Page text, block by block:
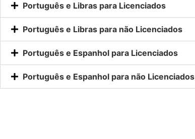
Português e Libras para Licenciados
Português e Libras para não Licenciados
Português e Espanhol para Licenciados
Português e Espanhol para não Licenciados